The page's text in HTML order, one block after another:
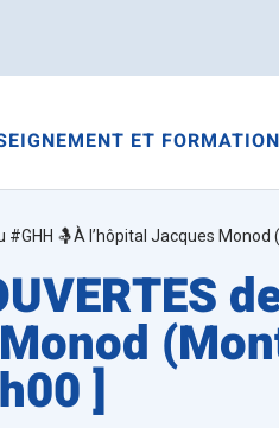
ET FORMATION
#GHH 🤱À l’hôpital Jacques
]